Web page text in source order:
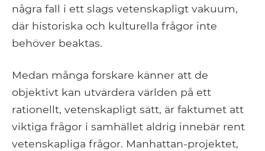
några fall i ett slags vetenskapligt vakuum,
där historiska och kulturella frågor inte
behöver beaktas.
Medan många forskare känner att de
objektivt kan utvärdera världen på ett
rationellt, vetenskapligt sätt, är faktumet att
viktiga frågor i samhället aldrig innebär rent
vetenskapliga frågor. Manhattan-projektet,